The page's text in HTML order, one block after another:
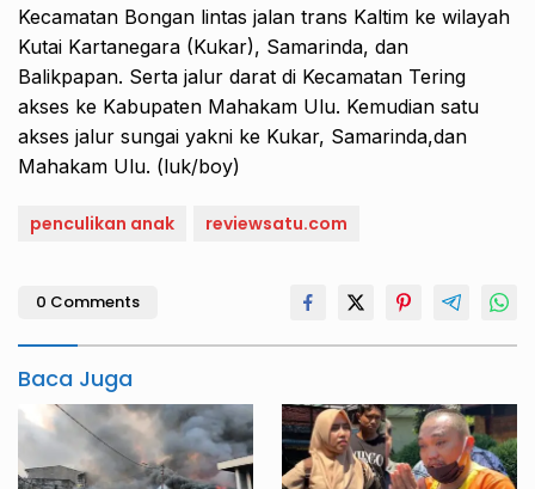
Kecamatan Bongan lintas jalan trans Kaltim ke wilayah
Kutai Kartanegara (Kukar), Samarinda, dan
Balikpapan. Serta jalur darat di Kecamatan Tering
akses ke Kabupaten Mahakam Ulu. Kemudian satu
akses jalur sungai yakni ke Kukar, Samarinda,dan
Mahakam Ulu. (luk/boy)
penculikan anak reviewsatu.com
0 Comments
Baca Juga